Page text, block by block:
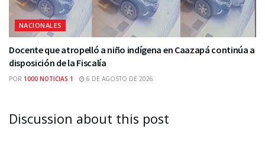
NACIONALES
Docente que atropelló a niño indígena en Caazapá continúa a
disposición de la Fiscalía
POR 1000 NOTICIAS 1 6 DE AGOSTO DE 2026
Discussion about this post